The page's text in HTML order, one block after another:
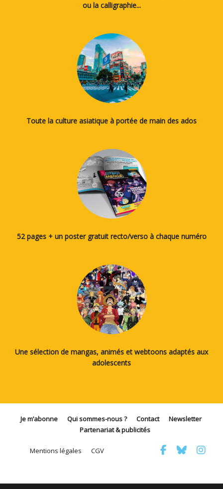
ou la calligraphie...
Toute la culture asiatique à portée de main des ados
52 pages + un poster gratuit recto/verso à chaque numéro
Une sélection de mangas, animés et webtoons adaptés aux
adolescents
Je m’abonne Qui sommes-nous ? Contact
Newsletter
Partenariat & publicités
Mentions légales CGV